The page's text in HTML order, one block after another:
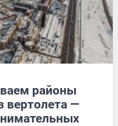
районы
вертолета —